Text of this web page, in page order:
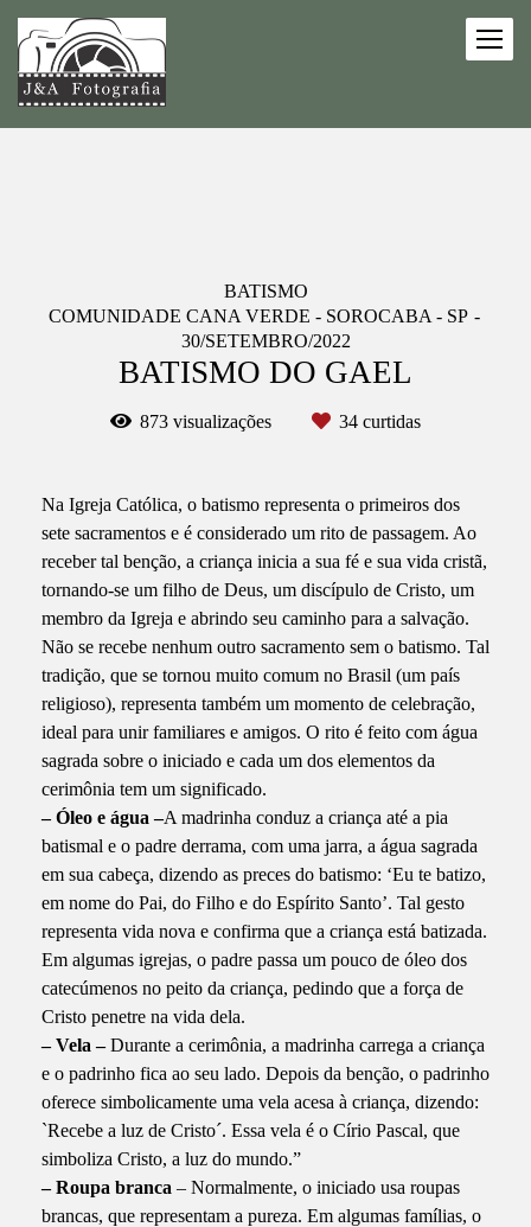
BATISMO
COMUNIDADE CANA VERDE - SOROCABA - SP
30/SETEMBRO/2022
BATISMO DO GAEL
873 visualizações 34 curtidas
Na Igreja Católica, o batismo representa o primeiros dos
sete sacramentos e é considerado um rito de passagem. Ao
receber tal benção, a criança inicia a sua fé e sua vida cristã,
tornando-se um filho de Deus, um discípulo de Cristo, um
membro da Igreja e abrindo seu caminho para a salvação.
Não se recebe nenhum outro sacramento sem o batismo. Tal
tradição, que se tornou muito comum no Brasil (um país
religioso), representa também um momento de celebração,
ideal para unir familiares e amigos. O rito é feito com água
sagrada sobre o iniciado e cada um dos elementos da
cerimônia tem um significado.
– Óleo e água –A madrinha conduz a criança até a pia
batismal e o padre derrama, com uma jarra, a água sagrada
em sua cabeça, dizendo as preces do batismo: ‘Eu te batizo,
em nome do Pai, do Filho e do Espírito Santo’. Tal gesto
representa vida nova e confirma que a criança está batizada.
Em algumas igrejas, o padre passa um pouco de óleo dos
catecúmenos no peito da criança, pedindo que a força de
Cristo penetre na vida dela.
– Vela –Durante a cerimônia, a madrinha carrega a criança
e o padrinho fica ao seu lado. Depois da benção, o padrinho
oferece simbolicamente uma vela acesa à criança, dizendo:
`Recebe a luz de Cristo´. Essa vela é o Círio Pascal, que
simboliza Cristo, a luz do mundo.”
– Roupa branca – Normalmente, o iniciado usa roupas
brancas, que representam a pureza. Em algumas famílias, o